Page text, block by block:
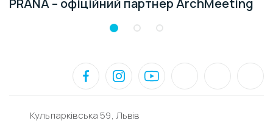
Кульпарківська 59, Львів